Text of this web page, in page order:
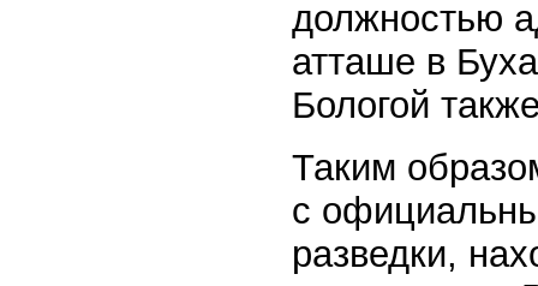
должностью
атташе в
Бологой
Таким
с
разведки,